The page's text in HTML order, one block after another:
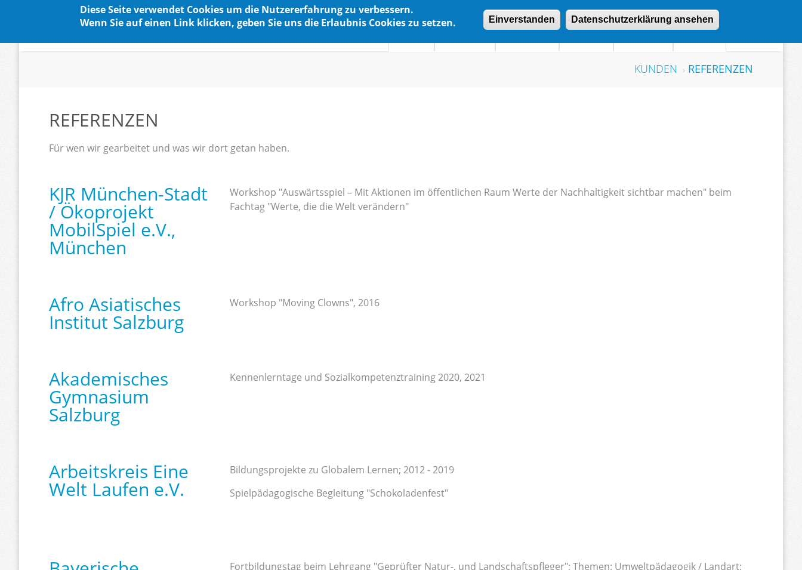
Diese Seite verwendet Cookies um die Nutzererfahrung zu verbessern.
Wenn Sie auf einen Link klicken, geben Sie uns die Erlaubnis Cookies zu setzen.
Einverstanden Datenschutzerklärung ansehen
Home Angebote Methoden Kunden Über uns Kontakt
KUNDEN REFERENZEN
REFERENZEN
Für wen wir gearbeitet und was wir dort getan haben.
KJR München-Stadt
/ Ökoprojekt
MobilSpiel e.V.,
München
Workshop "Auswärtsspiel – Mit Aktionen im öffentlichen Raum Werte der Nachhaltigkeit sichtbar machen" beim
Fachtag "Werte, die die Welt verändern"
Afro Asiatisches
Institut Salzburg
Workshop "Moving Clowns", 2016
Akademisches
Gymnasium
Salzburg
Kennenlerntage und Sozialkompetenztraining 2020, 2021
Arbeitskreis Eine
Welt Laufen e.V.
Bildungsprojekte zu Globalem Lernen; 2012 - 2019
Spielpädagogische Begleitung "Schokoladenfest"
Fortbildungstag beim Lehrgang "Geprüfter Natur-, und Landschaftspfleger"; Themen: Umweltpädagogik / Landart;